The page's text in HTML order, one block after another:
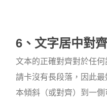
6、文字居中對
文本的正確對齊對於任
請卡沒有長段落，因此
本傾斜（或對齊）到一